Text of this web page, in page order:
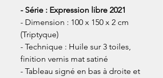
- Série : Expression libre 2021
- Dimension : 100 x 150 x 2 cm
(Triptyque)
- Technique : Huile sur 3 toiles,
finition vernis mat satiné
- Tableau signé en bas à droite et